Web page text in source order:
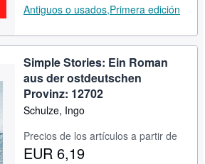
Antiguos o usados,Primera edición
Simple Stories: Ein Roman
aus der ostdeutschen
Provinz: 12702
Schulze, Ingo
Precios de los artículos a partir de
EUR 6,19